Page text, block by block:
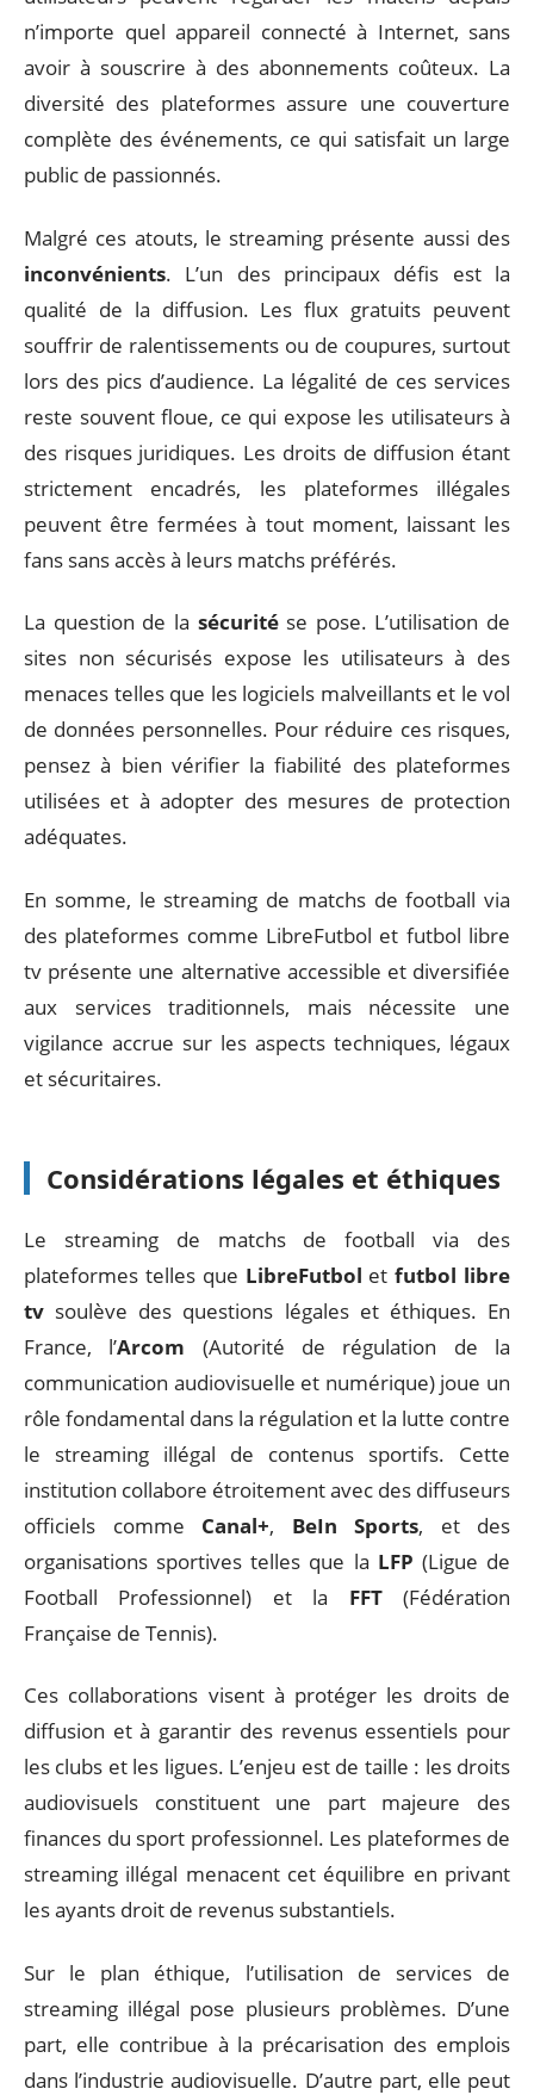
n’importe quel appareil connecté à Internet, sans
avoir à souscrire à des abonnements coûteux. La
diversité des plateformes assure une couverture
complète des événements, ce qui satisfait un large
public de passionnés.
Malgré ces atouts, le streaming présente aussi des
inconvénients. L’un des principaux défis est la
qualité de la diffusion. Les flux gratuits peuvent
souffrir de ralentissements ou de coupures, surtout
lors des pics d’audience. La légalité de ces services
reste souvent floue, ce qui expose les utilisateurs à
des risques juridiques. Les droits de diffusion étant
strictement encadrés, les plateformes illégales
peuvent être fermées à tout moment, laissant les
fans sans accès à leurs matchs préférés.
La question de la sécuritése pose. L’utilisation de
sites non sécurisés expose les utilisateurs à des
menaces telles que les logiciels malveillants et le vol
de données personnelles. Pour réduire ces risques,
pensez à bien vérifier la fiabilité des plateformes
utilisées et à adopter des mesures de protection
adéquates.
En somme, le streaming de matchs de football via
des plateformes comme LibreFutbol et futbol libre
tv présente une alternative accessible et diversifiée
aux services traditionnels, mais nécessite une
vigilance accrue sur les aspects techniques, légaux
et sécuritaires.
Considérations légales et éthiques
Le streaming de matchs de football via des
plateformes telles que LibreFutbol etfutbol libre
tv soulève des questions légales et éthiques. En
France, l’Arcom (Autorité de régulation de la
communication audiovisuelle et numérique) joue un
rôle fondamental dans la régulation et la lutte contre
le streaming illégal de contenus sportifs. Cette
institution collabore étroitement avec des diffuseurs
officiels comme Canal+, BeIn Sports, et des
organisations sportives telles que la LFP (Ligue de
Football Professionnel) et la FFT(Fédération
Française de Tennis).
Ces collaborations visent à protéger les droits de
diffusion et à garantir des revenus essentiels pour
les clubs et les ligues. L’enjeu est de taille : les droits
audiovisuels constituent une part majeure des
finances du sport professionnel. Les plateformes de
streaming illégal menacent cet équilibre en privant
les ayants droit de revenus substantiels.
Sur le plan éthique, l’utilisation de services de
streaming illégal pose plusieurs problèmes. D’une
part, elle contribue à la précarisation des emplois
dans l’industrie audiovisuelle. D’autre part, elle peut